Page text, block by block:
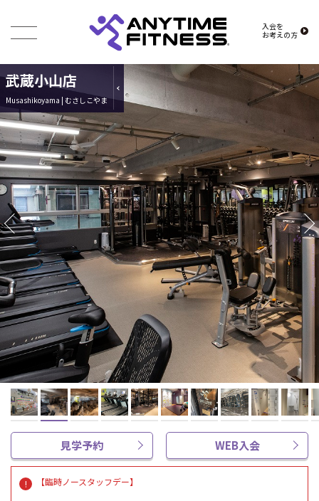
入会を
お考えの方
武蔵小山店
Musashikoyama | むさしこやま
見学予約 WEB入会
【臨時ノースタッフデー】